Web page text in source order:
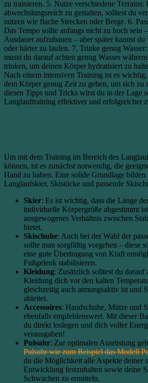
zu trainieren. 5. Nutze verschiedene Terrains:
abwechslungsreich zu gestalten, solltest du
nutzen wie flache Strecken oder Berge. 6.
Das Tempo sollte anfangs nicht zu hoch sein
Ausdauer aufzubauen – aber später kannst du
oder härter zu laufen. 7. Trinke genug
musst du darauf achten genug Wasser
trinken, um deinen Körper hydratisiert zu
Nach einem intensiven Training ist es
dem Körper genug Zeit zu geben, um sich zu
diesen Tipps und Tricks wirst du in der Lage
Langlauftraining effektiver und erfolgreicher
Um mit dem Training im Bereich des
können, ist es zunächst notwendig, die
Hand zu haben. Eine solide Grundlage bilden
Langlaufskier, Skistöcke und passende
Skier: Es ist wichtig, dass die Länge
individuelle Körpergröße abgestimmt
ausgewogenes Verhältnis zwischen
bietet.
Skischuhe: Auch bei der Wahl der
sollte man sorgfältig vorgehen – diese
eine gute Übertragung von Kraft
Fußgelenk stabilisieren.
Kleidung: Zusätzlich solltest du darauf
Kleidung dich vor den kalten
gleichzeitig auch atmungsaktiv ist und
ableitet.
Accessoires: Handschuhe, Mütze und
ebenfalls empfehlenswert. Mit dieser
du direkt loslegen und dich voller
verausgaben!
Pulsuhr: Zur optimalen Ausrüstung
Pulsuhr wie zum Beispiel das Modell
du die Möglichkeit alle Aspekte deiner
Entwicklung festzuhalten sowie deine
Schwächen zu ermitteln.